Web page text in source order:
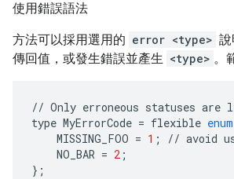
使用錯誤語法
方法可以採用選用的 error <type>
傳回值，或發生錯誤並產生 <type> 。
// Only erroneous statuses are
type MyErrorCode = flexible enum
MISSING_FOO = 1 ; // avoid
NO_BAR = 2 ;
};